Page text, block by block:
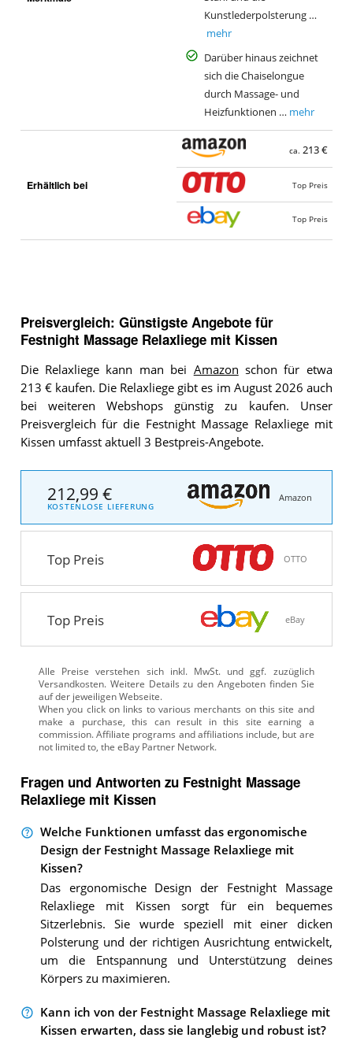
Kunstlederpolsterung …
mehr
Darüber hinaus zeichnet
sich die Chaiselongue
durch Massage- und
Heizfunktionen … mehr
Erhältlich bei
ca. 213 €
Top Preis
Top Preis
Preisvergleich: Günstigste Angebote für
Festnight Massage Relaxliege mit Kissen
Die Relaxliege kann man bei Amazon schon für etwa
213 € kaufen. Die Relaxliege gibt es im August 2026 auch
bei weiteren Webshops günstig zu kaufen. Unser
Preisvergleich für die Festnight Massage Relaxliege mit
Kissen umfasst aktuell 3 Bestpreis-Angebote.
212,99 €
KOSTENLOSE LIEFERUNG
Amazon
Top Preis OTTO
Top Preis eBay
Alle Preise verstehen sich inkl. MwSt. und ggf. zuzüglich
Versandkosten. Weitere Details zu den Angeboten finden Sie
auf der jeweiligen Webseite.
Fragen und Antworten zu Festnight Massage
Relaxliege mit Kissen
Welche Funktionen umfasst das ergonomische
Design der Festnight Massage Relaxliege mit
Kissen?
Das ergonomische Design der Festnight Massage
Relaxliege mit Kissen sorgt für ein bequemes
Sitzerlebnis. Sie wurde speziell mit einer dicken
Polsterung und der richtigen Ausrichtung entwickelt,
um die Entspannung und Unterstützung deines
Körpers zu maximieren.
Kann ich von der Festnight Massage Relaxliege mit
Kissen erwarten, dass sie langlebig und robust ist?